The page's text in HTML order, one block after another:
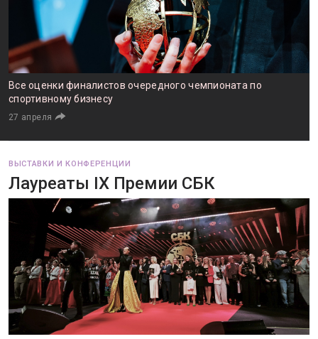
Все оценки финалистов очередного чемпионата по
спортивному бизнесу
27 апреля
ВЫСТАВКИ И КОНФЕРЕНЦИИ
Лауреаты IX Премии СБК